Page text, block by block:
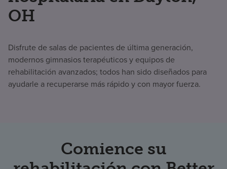
OH
Disfrute de salas de pacientes de última generación,
modernos gimnasios terapéuticos y equipos de
rehabilitación avanzados; todos han sido diseñados para
ayudarle a recuperarse más rápido y con mayor fuerza.
Comience su